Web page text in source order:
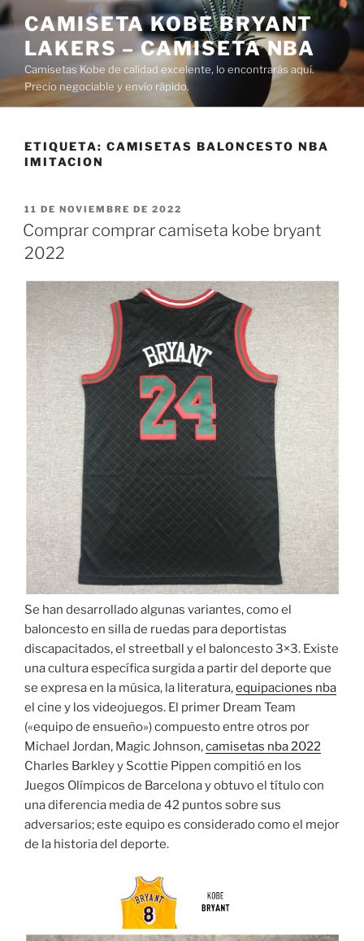
Saltar
al
contenido
CAMISETA KOBE BRYANT
LAKERS – CAMISETA NBA
Camisetas Kobe de calidad excelente, lo encontrarás aquí.
Precio negociable y envío rápido.
ETIQUETA: CAMISETAS BALONCESTO NBA
IMITACION
PUBLICADO
EL
11 DE NOVIEMBRE DE 2022
Comprar comprar camiseta kobe bryant
2022
Se han desarrollado algunas variantes, como el
baloncesto en silla de ruedas para deportistas
discapacitados, el streetball y el baloncesto 3×3. Existe
una cultura específica surgida a partir del deporte que
se expresa en la música, la literatura,equipaciones nba
el cine y los videojuegos. El primer Dream Team
(«equipo de ensueño») compuesto entre otros por
Michael Jordan, Magic Johnson,camisetas nba 2022
Charles Barkley y Scottie Pippen compitió en los
Juegos Olímpicos de Barcelona y obtuvo el título con
una diferencia media de 42 puntos sobre sus
adversarios; este equipo es considerado como el mejor
de la historia del deporte.